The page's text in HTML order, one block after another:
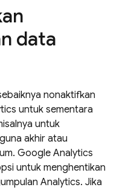
data
nonaktifkan
untuk sementara
untuk
akhir atau
Google Analytics
untuk menghentikan
Analytics. Jika